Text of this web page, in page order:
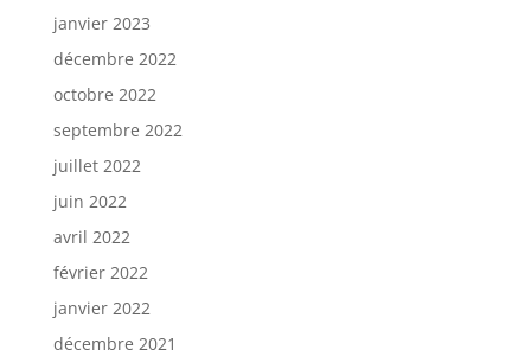
janvier 2023
décembre 2022
octobre 2022
septembre 2022
juillet 2022
juin 2022
avril 2022
février 2022
janvier 2022
décembre 2021